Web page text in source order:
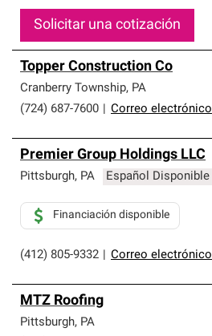
Solicitar una cotización
Topper Construction Co
Cranberry Township, PA
(724) 687-7600
Correo electrónico
Premier Group Holdings LLC
Pittsburgh, PA Español Disponible
(412) 805-9332 Correo electrónico
Financiación disponible
MTZ Roofing
Pittsburgh, PA